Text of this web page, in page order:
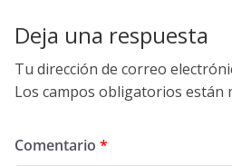
Deja una respuesta
Tu dirección de correo
Los campos obligatorios están
Comentario *